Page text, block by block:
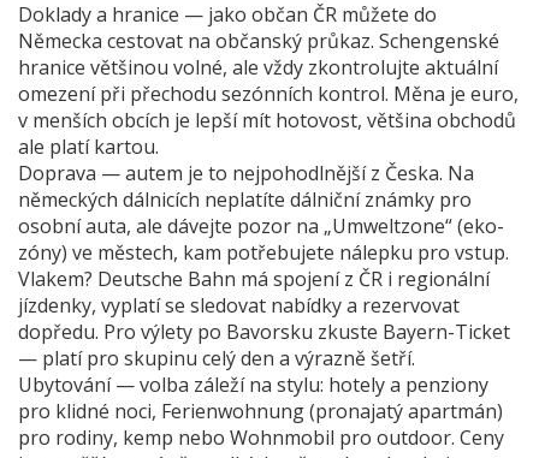
Doklady a hranice — jako občan ČR můžete do
Německa cestovat na občanský průkaz. Schengenské
hranice většinou volné, ale vždy zkontrolujte aktuální
omezení při přechodu sezónních kontrol. Měna je euro,
v menších obcích je lepší mít hotovost, většina obchodů
ale platí kartou.
Doprava — autem je to nejpohodlnější z Česka. Na
německých dálnicích neplatíte dálniční známky pro
osobní auta, ale dávejte pozor na „Umweltzone“ (eko-
zóny) ve městech, kam potřebujete nálepku pro vstup.
Vlakem? Deutsche Bahn má spojení z ČR i regionální
jízdenky, vyplatí se sledovat nabídky a rezervovat
dopředu. Pro výlety po Bavorsku zkuste Bayern-Ticket
— platí pro skupinu celý den a výrazně šetří.
Ubytování — volba záleží na stylu: hotely a penziony
pro klidné noci, Ferienwohnung (pronajatý apartmán)
pro rodiny, kemp nebo Wohnmobil pro outdoor. Ceny